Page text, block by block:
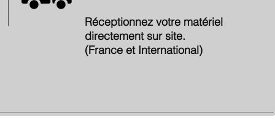
Réceptionnez votre matériel
directement sur site.
(France et International)